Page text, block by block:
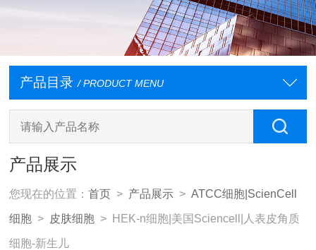
产品目录 / PRODUCT MENU
产品展示
您现在的位置：首页 > 产品展示 >ATCC细胞|ScienCell
细胞 > 皮肤细胞 > HEK-n细胞|美国Sciencell|人表皮角质
细胞-新生儿